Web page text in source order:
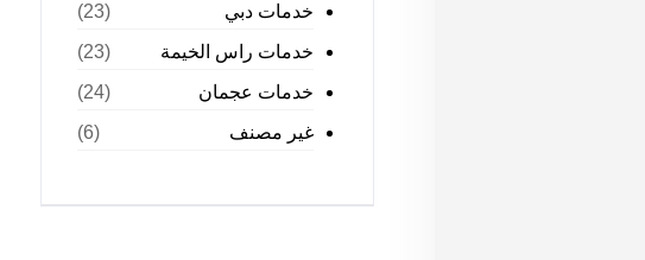
خدمات دبي
(23)
خدمات راس الخيمة
(23)
خدمات عجمان
(24)
غير مصنف
(6)